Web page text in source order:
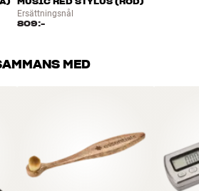
Ersättningsnål
809:-
MED